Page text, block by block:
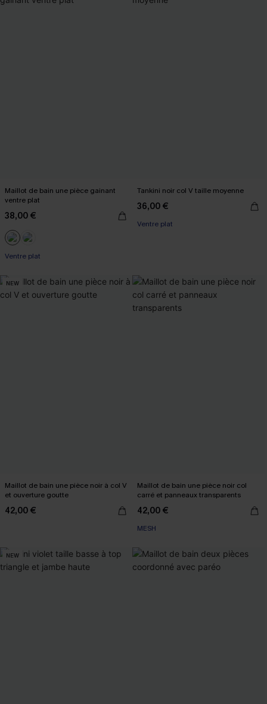
Maillot de bain une pièce gainant
ventre plat
38,00 €
Ventre plat
Tankini noir col V taille moyenne
36,00 €
Ventre plat
NEW
Maillot de bain une pièce noir à col V
et ouverture goutte
42,00 €
Maillot de bain une pièce noir col
carré et panneaux transparents
42,00 €
MESH
NEW